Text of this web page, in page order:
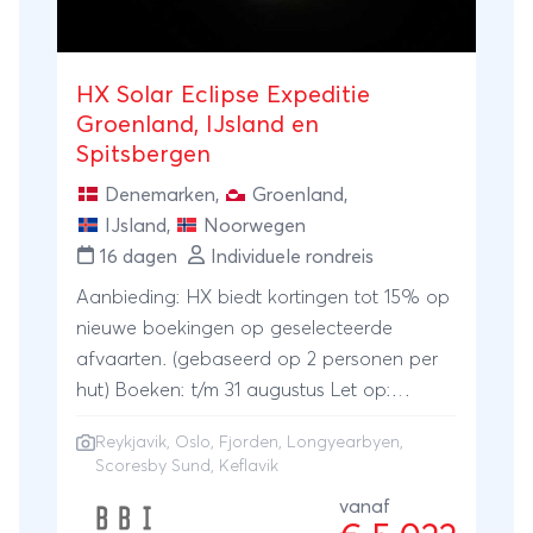
HX Solar Eclipse Expeditie
Groenland, IJsland en
Spitsbergen
Denemarken, Groenland,
IJsland,
Noorwegen
16 dagen
Individuele rondreis
Aanbieding: HX biedt kortingen tot 15% op
nieuwe boekingen op geselecteerde
afvaarten. (gebaseerd op 2 personen per
hut) Boeken: t/m 31 augustus Let op:
Omdat HX werkt met dynamische prijzen,
de meest actuele reissom kunt u contact
Reykjavik, Oslo, Fjorden, Longyearbyen,
Scoresby Sund, Keflavik
vanaf